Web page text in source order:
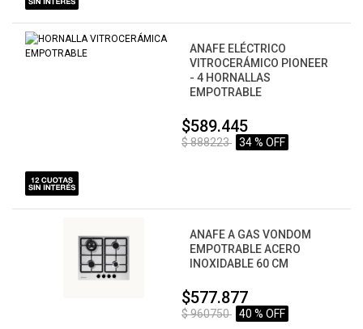
ANAFE ELÉCTRICO
VITROCERÁMICO PIONEER
- 4 HORNALLAS
EMPOTRABLE
$589.445
$ 888223 34 % OFF
ANAFE A GAS VONDOM
EMPOTRABLE ACERO
INOXIDABLE 60 CM
$577.877
$ 960750 40 % OFF